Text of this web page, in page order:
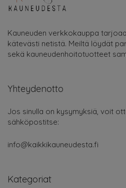
Kauneuden verkkokauppa
kätevästi netistä. Meiltä löydät
sekä kauneudenhoitotuotteet
Yhteydenotto
Jos sinulla on kysymyksiä, voit
sähköpostitse:
info@kaikkikauneudesta.fi
Kategoriat